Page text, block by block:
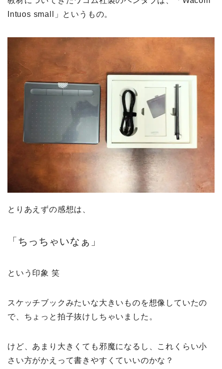
Intuos small」というもの。
とりあえずの感想は、
「ちっちゃいなぁ」
という印象 笑
スケッチブックみたいな大きいものを想像していたの
で、ちょっと拍子抜けしちゃいました。
けど、あまり大きくても邪魔になるし、これくらい小
さい方がかえって書きやすくていいのかな？